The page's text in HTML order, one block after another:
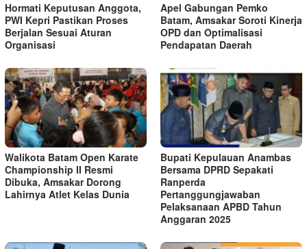
Hormati Keputusan Anggota,
PWI Kepri Pastikan Proses
Berjalan Sesuai Aturan
Organisasi
Apel Gabungan Pemko
Batam, Amsakar Soroti Kinerja
OPD dan Optimalisasi
Pendapatan Daerah
Walikota Batam Open Karate
Championship II Resmi
Dibuka, Amsakar Dorong
Lahirnya Atlet Kelas Dunia
Bupati Kepulauan Anambas
Bersama DPRD Sepakati
Ranperda
Pertanggungjawaban
Pelaksanaan APBD Tahun
Anggaran 2025